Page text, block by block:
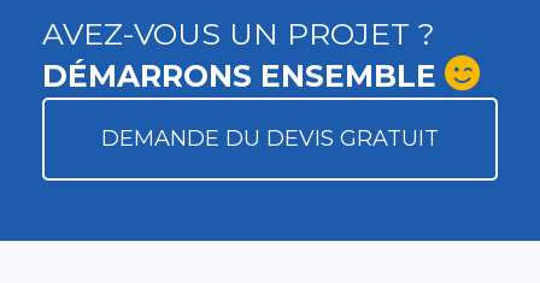
AVEZ-VOUS UN PROJET ?
DÉMARRONS ENSEMBLE
DEMANDE DU DEVIS GRATUIT